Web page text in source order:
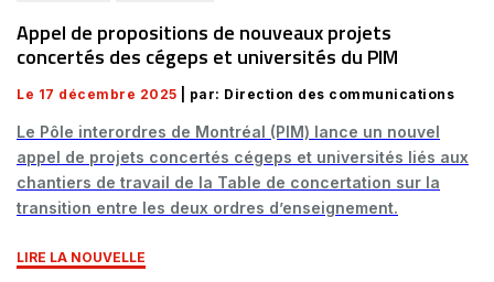
Appel de propositions de nouveaux projets
concertés des cégeps et universités du PIM
Le 17 décembre 2025 | par: Direction des communications
Le Pôle interordres de Montréal (PIM) lance un nouvel
appel de projets concertés cégeps et universités liés aux
chantiers de travail de la Table de concertation sur la
transition entre les deux ordres d’enseignement.
LIRE LA NOUVELLE